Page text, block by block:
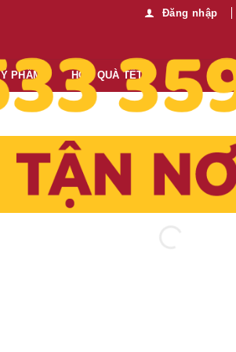
Đăng nhập
PHẨM HỘP QUÀ TẾT
Thông tin thêm:
Mua sỉ vui lòng liên hệ chúng tôi:
0989.330.683 Gửi tin nhắn